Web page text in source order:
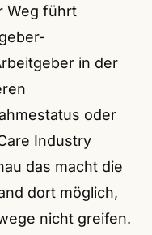
Weg führt
in der
oder
Industry
das macht die
dort möglich,
nicht greifen.